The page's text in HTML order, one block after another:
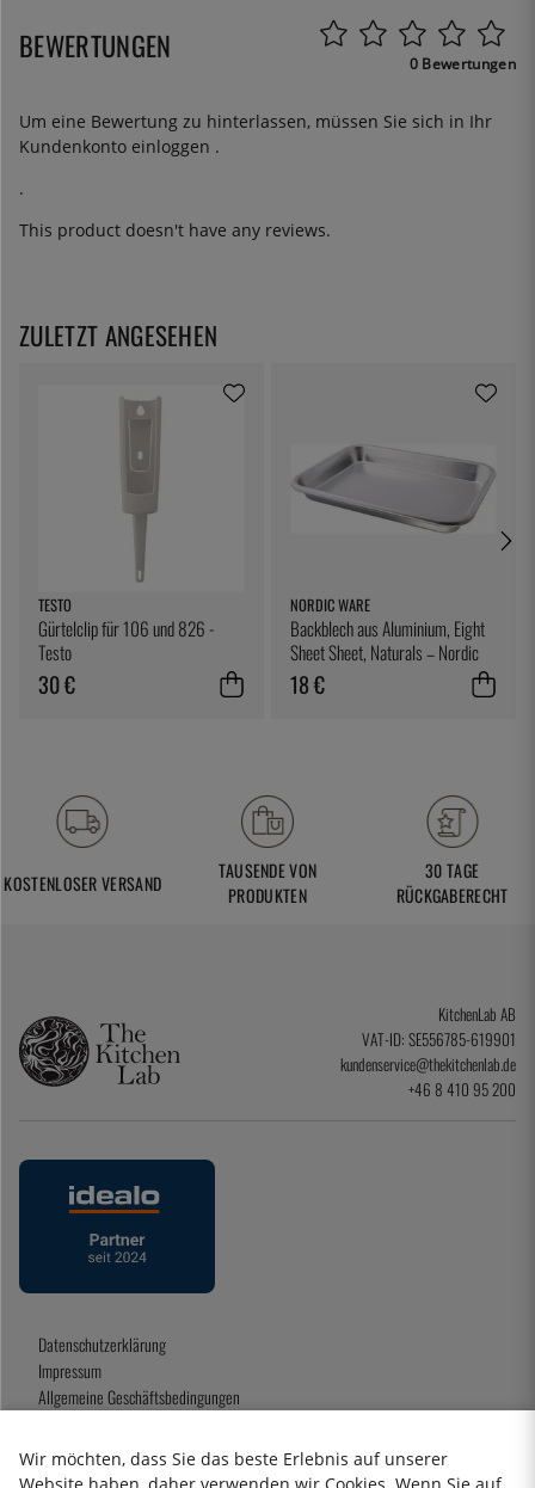
BEWERTUNGEN 0 Bewertungen
Um eine Bewertung zu hinterlassen, müssen Sie sich in Ihr
Kundenkonto einloggen .
.
This product doesn't have any reviews.
ZULETZT ANGESEHEN
TESTO
Gürtelclip für 106 und 826 -
Testo
30 €
NORDIC WARE
Backblech aus Aluminium, Eight
Sheet Sheet, Naturals – Nordic
Ware
18 €
KOSTENLOSER VERSAND
TAUSENDE VON
PRODUKTEN
30 TAGE
RÜCKGABERECHT
KitchenLab AB
VAT-ID: SE556785-619901
kundenservice@thekitchenlab.de
+46 8 410 95 200
Datenschutzerklärung
Impressum
Allgemeine Geschäftsbedingungen
Wir möchten, dass Sie das beste Erlebnis auf unserer